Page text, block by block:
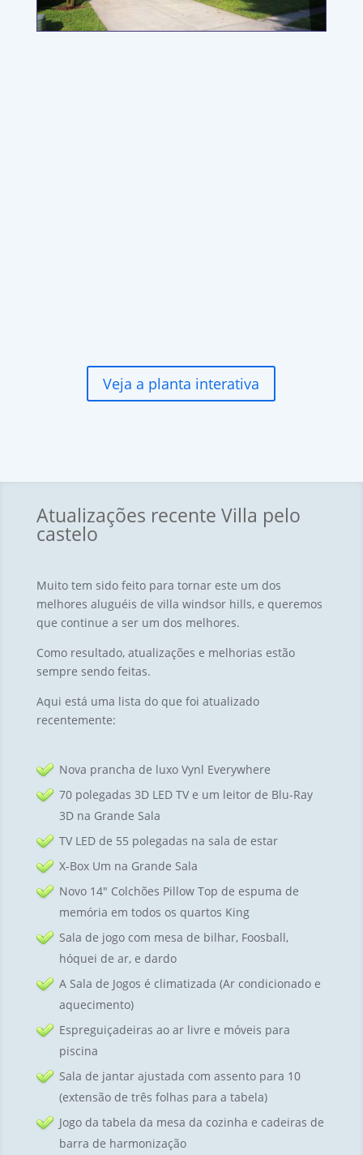
Veja a planta interativa
Atualizações recente Villa pelo
castelo
Muito tem sido feito para tornar este um dos
melhores aluguéis de villa windsor hills, e queremos
que continue a ser um dos melhores.
Como resultado, atualizações e melhorias estão
sempre sendo feitas.
Aqui está uma lista do que foi atualizado
recentemente:
Nova prancha de luxo Vynl Everywhere
70 polegadas 3D LED TV e um leitor de Blu-Ray
3D na Grande Sala
TV LED de 55 polegadas na sala de estar
X-Box Um na Grande Sala
Novo 14″ Colchões Pillow Top de espuma de
memória em todos os quartos King
Sala de jogo com mesa de bilhar, Foosball,
hóquei de ar, e dardo
A Sala de Jogos é climatizada (Ar condicionado e
aquecimento)
Espreguiçadeiras ao ar livre e móveis para
piscina
Sala de jantar ajustada com assento para 10
(extensão de três folhas para a tabela)
Jogo da tabela da mesa da cozinha e cadeiras de
barra de harmonização